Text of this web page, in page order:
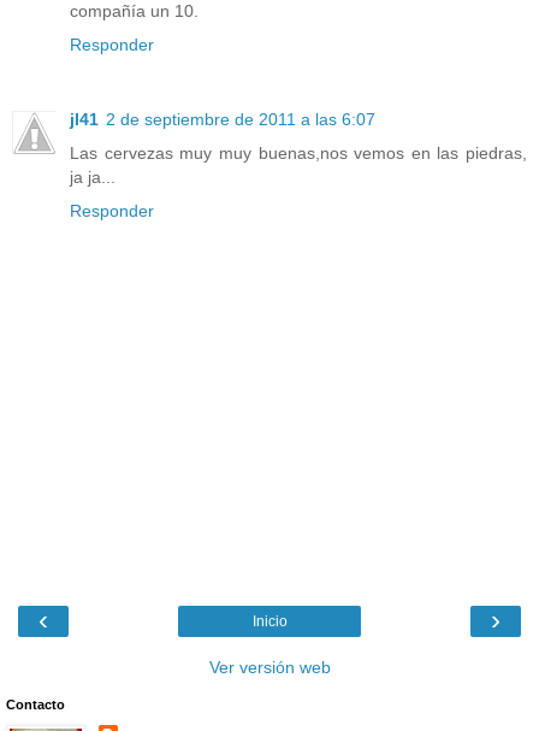
compañía un 10.
Responder
jl41 2 de septiembre de 2011 a las 6:07
Las cervezas muy muy buenas,nos vemos en las piedras,
ja ja...
Responder
‹ ›
Inicio
Ver versión web
Contacto